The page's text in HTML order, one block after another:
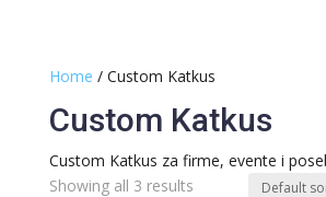
Home / Custom Katkus
Custom Katkus
Custom Katkus za firme, evente i
Showing all 3 results